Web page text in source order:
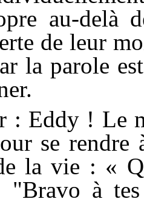
au-delà
de leur
la parole
: Eddy ! Le
se rendre
la vie : «
"Bravo à